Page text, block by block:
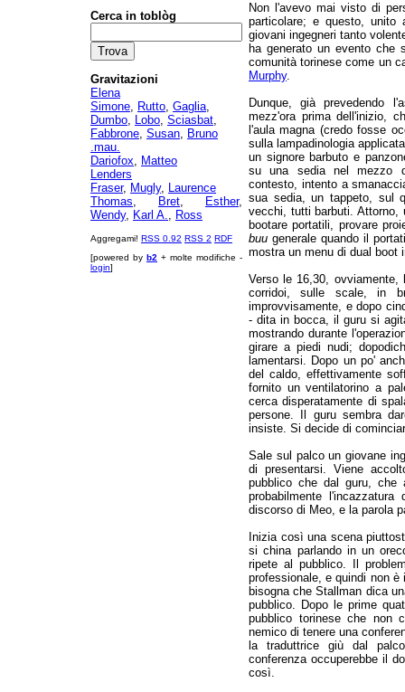
Cerca in toblòg
Gravitazioni
Elena
Simone, Rutto, Gaglia,
Dumbo, Lobo, Sciasbat,
Fabbrone, Susan, Bruno
.mau.
Dariofox, Matteo
Lenders
Fraser, Mugly, Laurence
Thomas, Bret, Esther,
Wendy, Karl A., Ross
Aggregami! RSS 0.92 RSS 2 RDF
[powered by b2 + molte modifiche -
login]
Non l'avevo mai visto di
particolare; e questo, unito
giovani ingegneri tanto
ha generato un evento che
comunità torinese come un
Murphy.
Dunque, già prevedendo
mezz'ora prima dell'inizio,
l'aula magna (credo fosse
sulla lampadinologia
un signore barbuto e
su una sedia nel mezzo
contesto, intento a
sua sedia, un tappeto, sul
vecchi, tutti barbuti. Attorno,
bootare portatili, provare
buu generale quando il
mostra un menu di dual boot
Verso le 16,30, ovviamente,
corridoi, sulle scale, in
improvvisamente, e dopo
- dita in bocca, il guru si
mostrando durante
girare a piedi nudi;
lamentarsi. Dopo un po'
del caldo, effettivamente
fornito un ventilatorino a
cerca disperatamente di
persone. Il guru sembra
insiste. Si decide di
Sale sul palco un giovane
di presentarsi. Viene
pubblico che dal guru, che
probabilmente
discorso di Meo, e la parola
Inizia così una scena
si china parlando in un
ripete al pubblico. Il
professionale, e quindi non
bisogna che Stallman dica
pubblico. Dopo le prime
pubblico torinese che non
nemico di tenere una
la traduttrice giù dal
conferenza occuperebbe il
così.